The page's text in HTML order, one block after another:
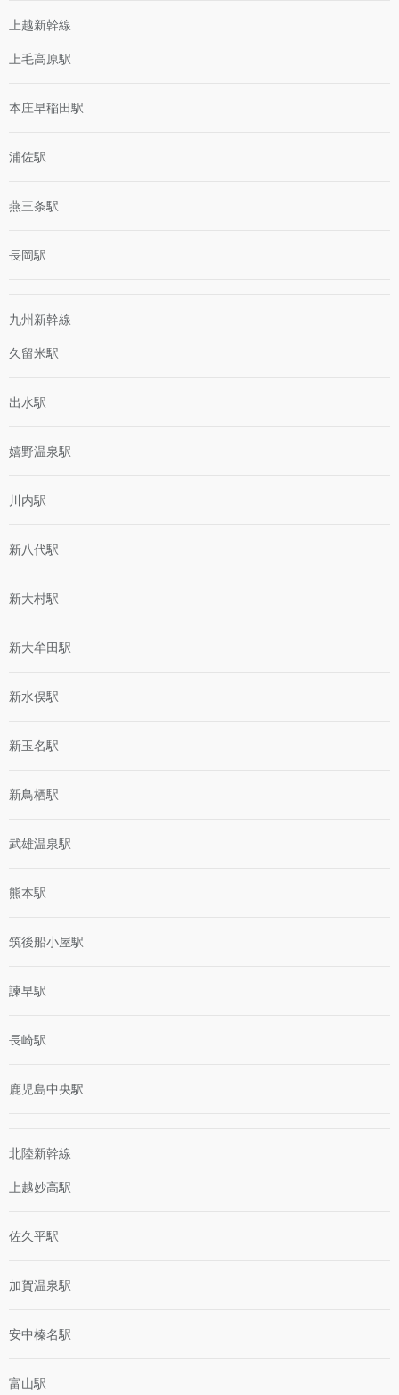
上越新幹線
上毛高原駅
本庄早稲田駅
浦佐駅
燕三条駅
長岡駅
九州新幹線
久留米駅
出水駅
嬉野温泉駅
川内駅
新八代駅
新大村駅
新大牟田駅
新水俣駅
新玉名駅
新鳥栖駅
武雄温泉駅
熊本駅
筑後船小屋駅
諫早駅
長崎駅
鹿児島中央駅
北陸新幹線
上越妙高駅
佐久平駅
加賀温泉駅
安中榛名駅
富山駅